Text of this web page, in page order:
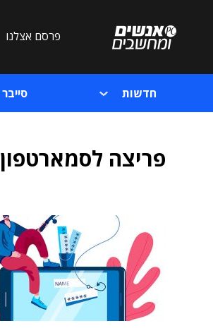
פרסם אצלנו
חדשות סייבר
פריצה לסמארטפון